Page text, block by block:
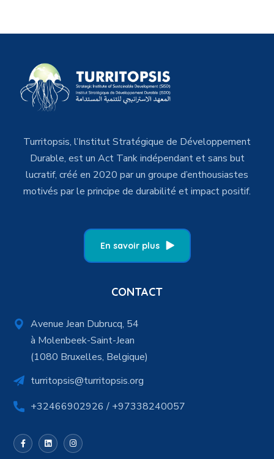
Turritopsis, l’Institut Stratégique de Développement
Durable, est un Act Tank indépendant et sans but
lucratif, créé en 2020 par un groupe d’enthousiastes
motivés par le principe de durabilité et impact positif.
En savoir plus
CONTACT
Avenue Jean Dubrucq, 54
à Molenbeek-Saint-Jean
(1080 Bruxelles, Belgique)
turritopsis@turritopsis.org
+32466902926 / +97338240057